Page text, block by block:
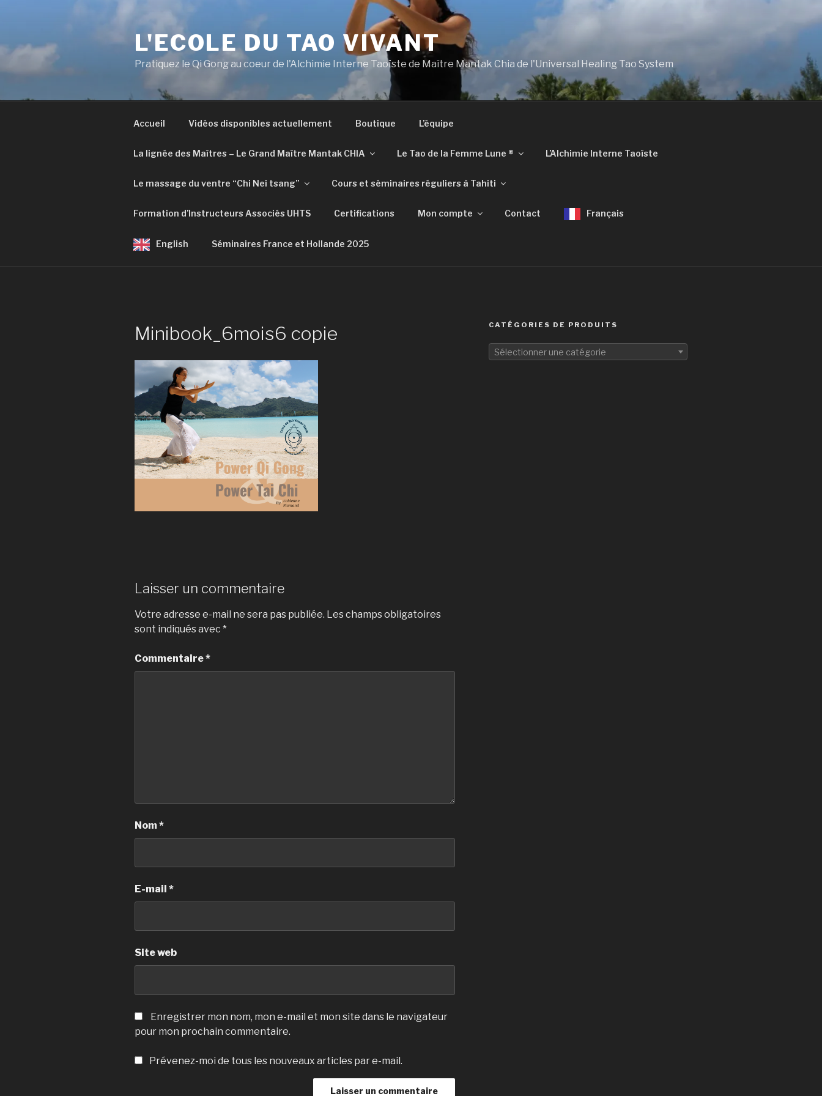
principal
L'ECOLE DU TAO VIVANT
Pratiquez le Qi Gong au coeur de l'Alchimie Interne Taoïste de Maître Mantak Chia de l'Universal Healing Tao System
Accueil Vidéos disponibles actuellement Boutique L’équipe
La lignée des Maîtres – Le Grand Maître Mantak CHIA Le Tao de la Femme Lune ®​​ L’Alchimie Interne Taoïste
Le massage du ventre “Chi Nei tsang” Cours et séminaires réguliers à Tahiti
Formation d’Instructeurs Associés UHTS Certifications Mon compte Contact Français
English Séminaires France et Hollande 2025
Minibook_6mois6 copie
Laisser un commentaire
Votre adresse e-mail ne sera pas publiée. Les champs obligatoires
sont indiqués avec *
Commentaire*
Nom*
E-mail *
Site web
Enregistrer mon nom, mon e-mail et mon site dans le navigateur
pour mon prochain commentaire.
Prévenez-moi de tous les nouveaux articles par e-mail.
CATÉGORIES DE PRODUITS
Sélectionner une catégorie